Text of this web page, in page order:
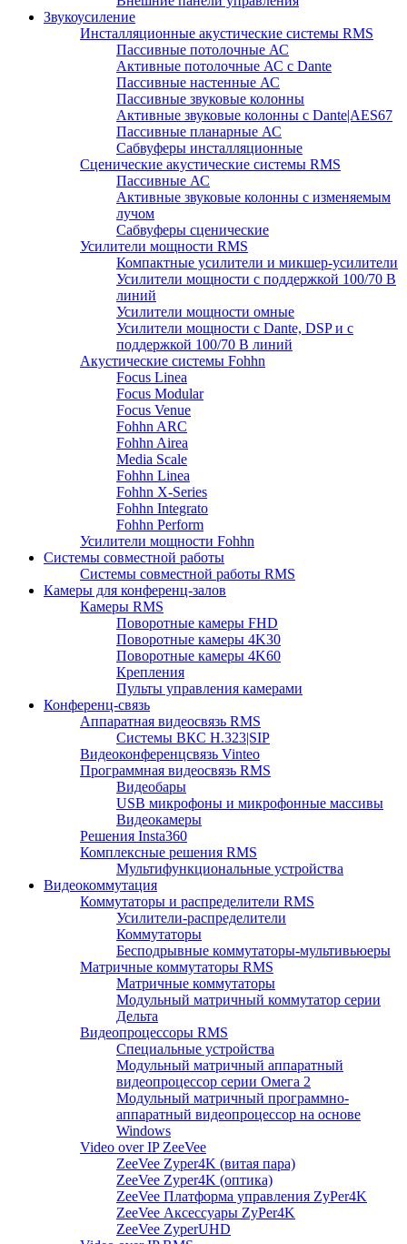
Звукоусиление
Инсталляционные акустические системы RMS
Пассивные потолочные АС
Активные потолочные АС с Dante
Пассивные настенные АС
Пассивные звуковые колонны
Активные звуковые колонны с Dante|AES67
Пассивные планарные АС
Сабвуферы инсталляционные
Сценические акустические системы RMS
Пассивные АС
Активные звуковые колонны с изменяемым
лучом
Сабвуферы сценические
Усилители мощности RMS
Компактные усилители и микшер-усилители
Усилители мощности с поддержкой 100/70 В
линий
Усилители мощности омные
Усилители мощности с Dante, DSP и с
поддержкой 100/70 В линий
Акустические системы Fohhn
Focus Linea
Focus Modular
Focus Venue
Fohhn ARC
Fohhn Airea
Media Scale
Fohhn Linea
Fohhn X-Series
Fohhn Integrato
Fohhn Perform
Усилители мощности Fohhn
Системы совместной работы
Системы совместной работы RMS
Камеры для конференц-залов
Камеры RMS
Поворотные камеры FHD
Поворотные камеры 4K30
Поворотные камеры 4K60
Крепления
Пульты управления камерами
Конференц-связь
Аппаратная видеосвязь RMS
Системы ВКС H.323|SIP
Видеоконференцсвязь Vinteo
Программная видеосвязь RMS
Видеобары
USB микрофоны и микрофонные массивы
Видеокамеры
Решения Insta360
Комплексные решения RMS
Мультифункциональные устройства
Видеокоммутация
Коммутаторы и распределители RMS
Усилители-распределители
Коммутаторы
Бесподрывные коммутаторы-мультивьюеры
Матричные коммутаторы RMS
Матричные коммутаторы
Модульный матричный коммутатор серии
Дельта
Видеопроцессоры RMS
Специальные устройства
Модульный матричный аппаратный
видеопроцессор серии Омега 2
Модульный матричный программно-
аппаратный видеопроцессор на основе
Windows
Video over IP ZeeVee
ZeeVee Zyper4K (витая пара)
ZeeVee Zyper4K (оптика)
ZeeVee Платформа управления ZyPer4K
ZeeVee Аксессуары ZyPer4K
ZeeVee ZyperUHD